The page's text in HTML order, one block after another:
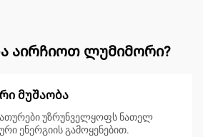
აირჩიოთ ლუმიმორი?
მუშაობა
უზრუნველყოფს ნათელ
ენერგიის გამოყენებით.